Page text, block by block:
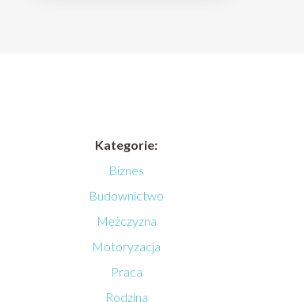
Kategorie:
Biznes
Budownictwo
Mężczyzna
Motoryzacja
Praca
Rodzina